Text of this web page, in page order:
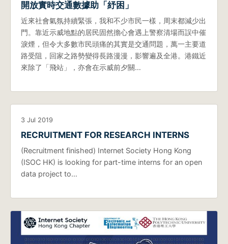
開放實時交通數據助「紓困」
近來社會氣氛持續緊張，我和不少市民一樣，周末都減少出
門。靠近示威地點的居民固然擔心會遇上警察清場而誤中催
淚煙，但令大多數市民頭痛的其實是交通問題，萬一主要道
路受阻，回家之路勢變得長路漫漫，影響遍及全港。港鐵近
來除了「飛站」，亦會在示威前夕關…
3 Jul 2019
RECRUITMENT FOR RESEARCH INTERNS
(Recruitment finished) Internet Society Hong Kong
(ISOC HK) is looking for part-time interns for an open
data project to…